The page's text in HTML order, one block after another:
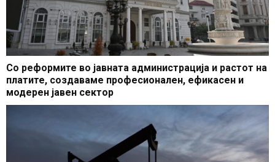
Со реформите во јавната администрација и растот на
платите, создаваме професионален, ефикасен и
модерен јавен сектор